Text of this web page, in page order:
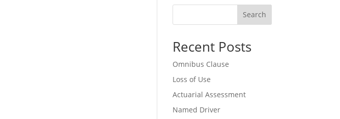
Search
Recent Posts
Omnibus Clause
Loss of Use
Actuarial Assessment
Named Driver